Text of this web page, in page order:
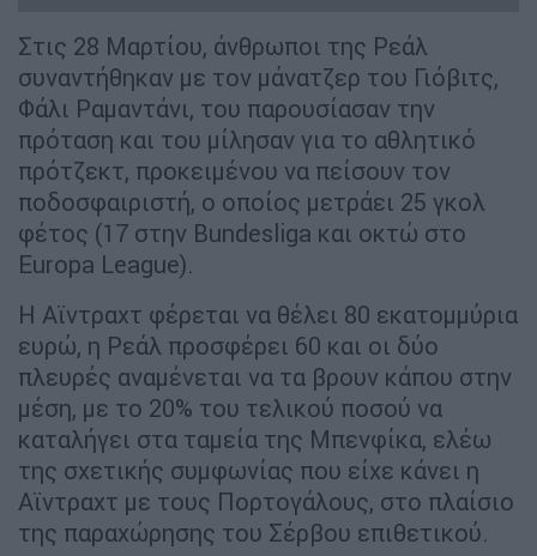
Στις 28 Μαρτίου, άνθρωποι της Ρεάλ
συναντήθηκαν με τον μάνατζερ του Γιόβιτς,
Φάλι Ραμαντάνι, του παρουσίασαν την
πρόταση και του μίλησαν για το αθλητικό
πρότζεκτ, προκειμένου να πείσουν τον
ποδοσφαιριστή, ο οποίος μετράει 25 γκολ
φέτος (17 στην Bundesliga και οκτώ στο
Europa League).
Η Αϊντραχτ φέρεται να θέλει 80 εκατομμύρια
ευρώ, η Ρεάλ προσφέρει 60 και οι δύο
πλευρές αναμένεται να τα βρουν κάπου στην
μέση, με το 20% του τελικού ποσού να
καταλήγει στα ταμεία της Μπενφίκα, ελέω
της σχετικής συμφωνίας που είχε κάνει η
Αϊντραχτ με τους Πορτογάλους, στο πλαίσιο
της παραχώρησης του Σέρβου επιθετικού.